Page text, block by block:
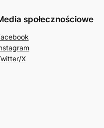
społecznościowe
X